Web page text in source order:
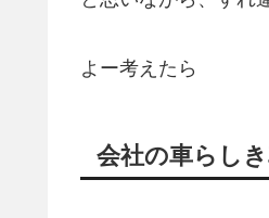
よー考えたら
会社の車らし